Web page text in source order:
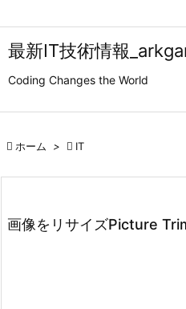
最新IT技術情報
Coding Changes the World
 ホーム >  IT
画像をリサイズPicture